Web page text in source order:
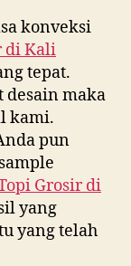
konveksi
diKali
tepat.
desain maka
kami.
pun
Grosir di
yang
yang telah